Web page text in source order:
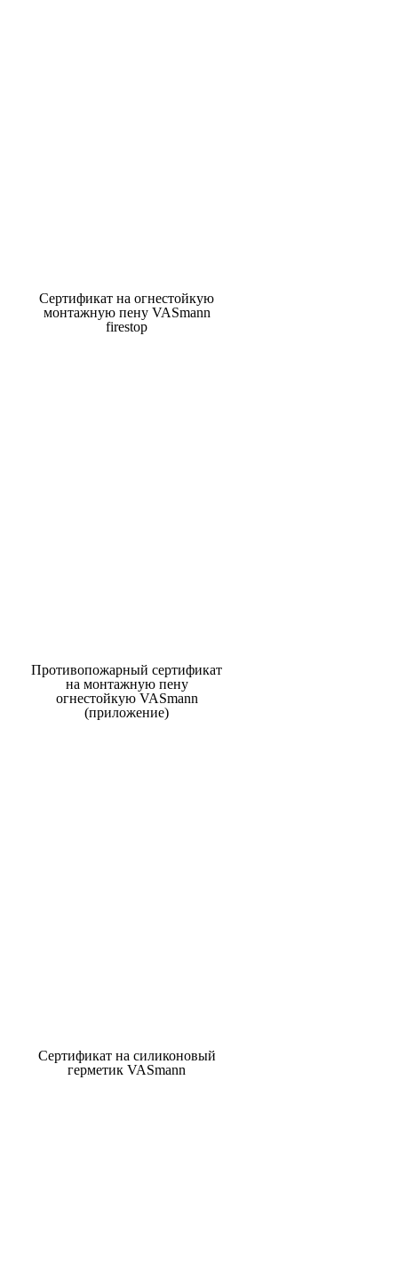
Сертификат на огнестойкую
монтажную пену VASmann
firestop
Противопожарный сертификат
на монтажную пену
огнестойкую VASmann
(приложение)
Сертификат на силиконовый
герметик VASmann